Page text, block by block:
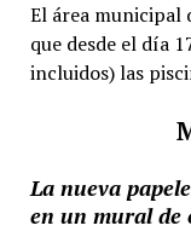
El área municipal
que desde el día
incluidos) las
La nueva
en un mural de